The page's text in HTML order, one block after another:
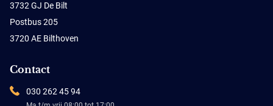
3732 GJ De Bilt
Postbus 205
3720 AE Bilthoven
Contact
030 262 45 94